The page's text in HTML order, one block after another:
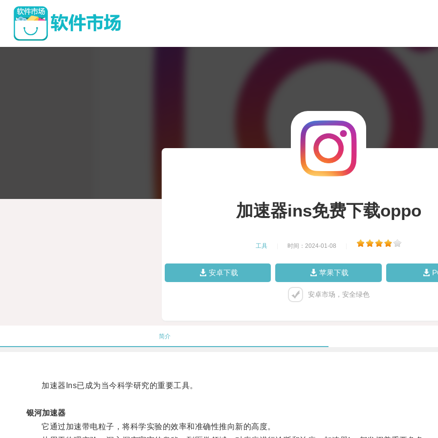
加速器ins免费下载oppo
工具 时间：2024-01-08
安卓下载 苹果下载
安卓市场，安全绿色
简介
加速器Ins已成为当今科学研究的重要工具。
银河加速器
它通过加速带电粒子，将科学实验的效率和准确性推向新的高度。